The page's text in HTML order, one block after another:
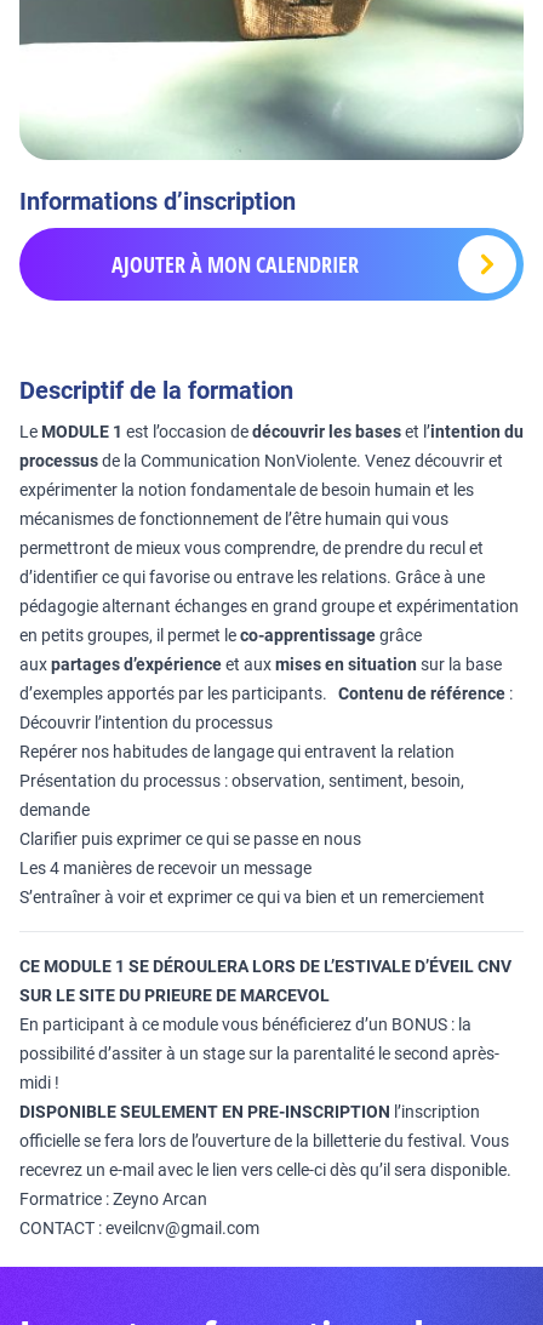
Informations d’inscription
AJOUTER À MON CALENDRIER
Descriptif de la formation
Le MODULE 1 est l’occasion dedécouvrir les baseset l’intention du
processusde la Communication NonViolente. Venez découvrir et
expérimenter la notion fondamentale de besoin humain et les
mécanismes de fonctionnement de l’être humain qui vous
permettront de mieux vous comprendre, de prendre du recul et
d’identifier ce qui favorise ou entrave les relations. Grâce à une
pédagogie alternant échanges en grand groupe et expérimentation
en petits groupes, il permet leco-apprentissagegrâce
auxpartages d’expérienceet auxmises en situation sur la base
d’exemples apportés par les participants. Contenu de référence :
Découvrir l’intention du processus
Repérer nos habitudes de langage qui entravent la relation
Présentation du processus : observation, sentiment, besoin,
demande
Clarifier puis exprimer ce qui se passe en nous
Les 4 manières de recevoir un message
S’entraîner à voir et exprimer ce qui va bien et un remerciement
CE MODULE 1 SE DÉROULERA LORS DE L’ESTIVALE D’ÉVEIL CNV
SUR LE SITE DU PRIEURE DE MARCEVOL
En participant à ce module vous bénéficierez d’un BONUS : la
possibilité d’assiter à un stage sur la parentalité le second après-
midi !
DISPONIBLE SEULEMENT EN PRE-INSCRIPTION l’inscription
officielle se fera lors de l’ouverture de la billetterie du festival. Vous
recevrez un e-mail avec le lien vers celle-ci dès qu’il sera disponible.
Formatrice : Zeyno Arcan
CONTACT : eveilcnv@gmail.com